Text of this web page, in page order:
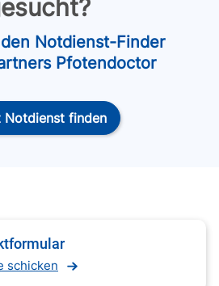
Notdienst-Finder
Pfotendoctor
Notdienst finden
schicken